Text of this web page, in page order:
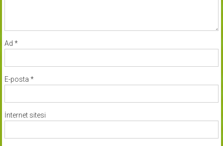
Ad *
E-posta *
İnternet sitesi